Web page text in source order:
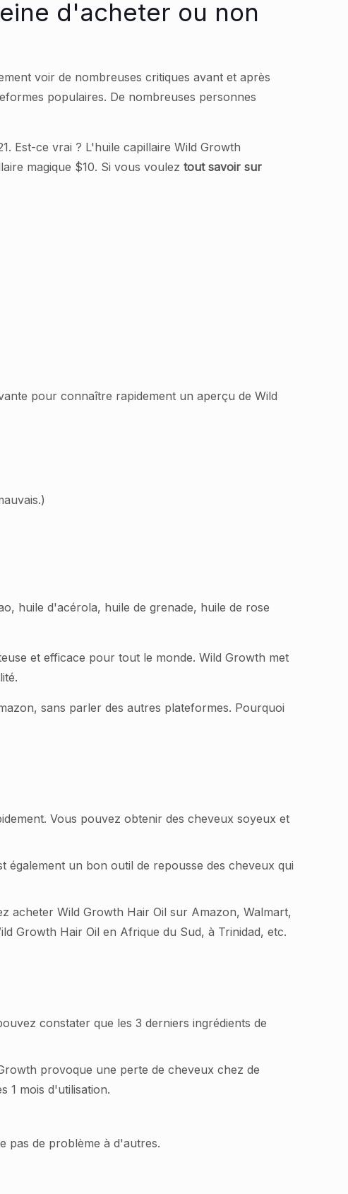
d'acheter ou non
voir de nombreuses critiques avant et après
populaires. De nombreuses personnes
Est-ce vrai ? L'huile capillaire Wild Growth
magique $10. Si vous voulez tout savoir sur
pour connaître rapidement un aperçu de Wild
huile d'acérola, huile de grenade, huile de rose
et efficace pour tout le monde. Wild Growth met
sans parler des autres plateformes. Pourquoi
Vous pouvez obtenir des cheveux soyeux et
un bon outil de repousse des cheveux qui
acheter Wild Growth Hair Oil sur Amazon, Walmart,
Growth Hair Oil en Afrique du Sud, à Trinidad, etc.
constater que les 3 derniers ingrédients de
provoque une perte de cheveux chez de
1 mois d'utilisation.
pas de problème à d'autres.